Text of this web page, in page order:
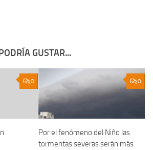
GUSTAR...
0 0
Por el fenómeno del Niño las
tormentas severas serán más